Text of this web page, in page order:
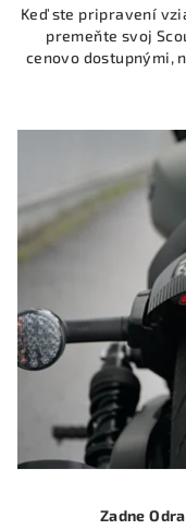
Keď ste pripravení
premeňte svoj
cenovo dostupnými,
Zadne